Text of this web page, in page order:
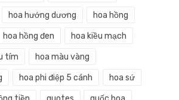
hoa hướng dương hoa hồng
hoa hồng đen hoa kiều mạch
tím hoa màu vàng
hoa phi điệp 5 cánh hoa sứ